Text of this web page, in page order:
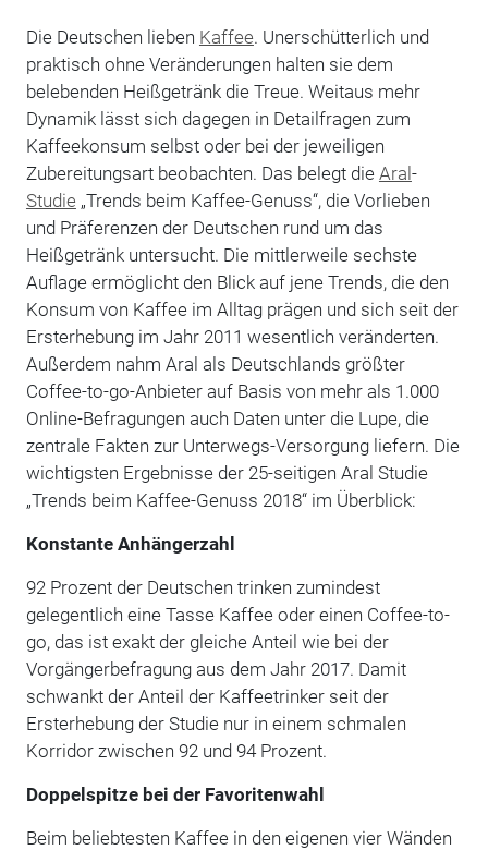
Die Deutschen lieben Kaffee. Unerschütterlich und
praktisch ohne Veränderungen halten sie dem
belebenden Heißgetränk die Treue. Weitaus mehr
Dynamik lässt sich dagegen in Detailfragen zum
Kaffeekonsum selbst oder bei der jeweiligen
Zubereitungsart beobachten. Das belegt die Aral-
Studie „Trends beim Kaffee-Genuss“, die Vorlieben
und Präferenzen der Deutschen rund um das
Heißgetränk untersucht. Die mittlerweile sechste
Auflage ermöglicht den Blick auf jene Trends, die den
Konsum von Kaffee im Alltag prägen und sich seit der
Ersterhebung im Jahr 2011 wesentlich veränderten.
Außerdem nahm Aral als Deutschlands größter
Coffee-to-go-Anbieter auf Basis von mehr als 1.000
Online-Befragungen auch Daten unter die Lupe, die
zentrale Fakten zur Unterwegs-Versorgung liefern. Die
wichtigsten Ergebnisse der 25-seitigen Aral Studie
„Trends beim Kaffee-Genuss 2018“ im Überblick:
Konstante Anhängerzahl
92 Prozent der Deutschen trinken zumindest
gelegentlich eine Tasse Kaffee oder einen Coffee-to-
go, das ist exakt der gleiche Anteil wie bei der
Vorgängerbefragung aus dem Jahr 2017. Damit
schwankt der Anteil der Kaffeetrinker seit der
Ersterhebung der Studie nur in einem schmalen
Korridor zwischen 92 und 94 Prozent.
Doppelspitze bei der Favoritenwahl
Beim beliebtesten Kaffee in den eigenen vier Wänden